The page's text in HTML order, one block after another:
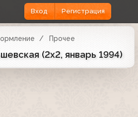
Вход Регистрация
Прочее
(2х2, январь 1994)